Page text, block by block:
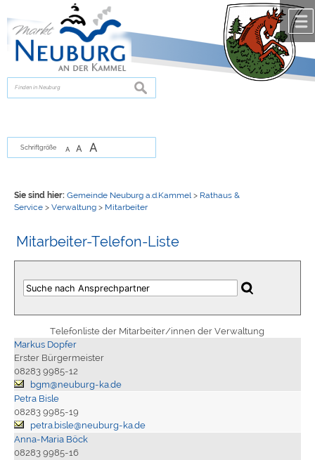
zur Navigationoder
springen.
suchen
Schriftgröße A A A
Sie sind hier: Gemeinde Neuburg a.d.Kammel > Rathaus &
Service> Verwaltung> Mitarbeiter
Mitarbeiter-Telefon-Liste
Telefonliste der Mitarbeiter/innen der Verwaltung
Markus Dopfer
Erster Bürgermeister
08283 9985-12
bgm@neuburg-ka.de
Petra Bisle
08283 9985-19
petra.bisle@neuburg-ka.de
Anna-Maria Böck
08283 9985-16